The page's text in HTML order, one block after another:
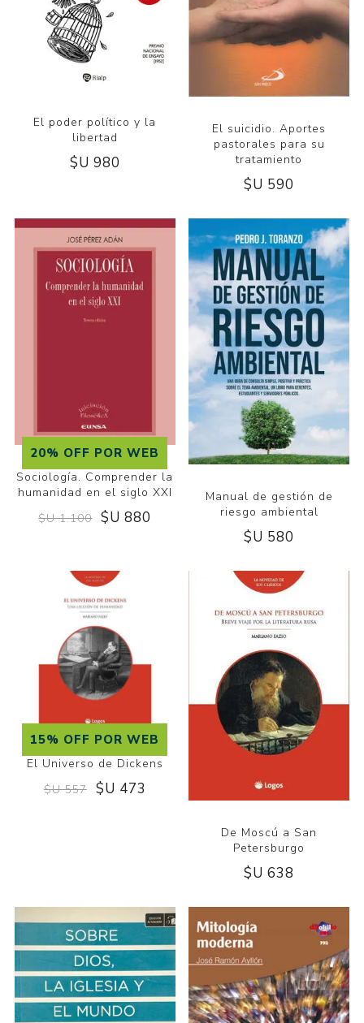
El poder político y la
libertad
$U 980
El suicidio. Aportes
pastorales para su
tratamiento
$U 590
20% OFF POR WEB
Sociología. Comprender la
humanidad en el siglo XXI
$U 1.100 $U 880
Manual de gestión de
riesgo ambiental
$U 580
15% OFF POR WEB
El Universo de Dickens
$U 557 $U 473
De Moscú a San
Petersburgo
$U 638